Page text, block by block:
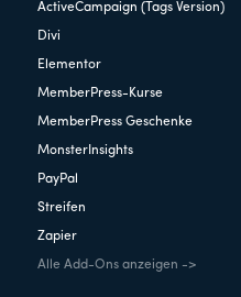
ActiveCampaign (Tags Version)
Divi
Elementor
MemberPress-Kurse
MemberPress Geschenke
MonsterInsights
PayPal
Streifen
Zapier
Alle Add-Ons anzeigen ->